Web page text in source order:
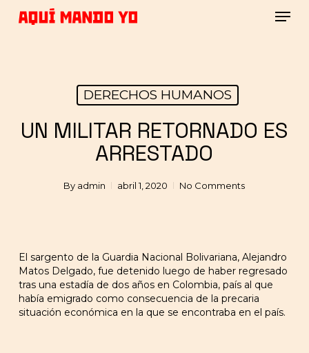
DERECHOS HUMANOS
UN MILITAR RETORNADO ES
ARRESTADO
By admin abril 1, 2020 No Comments
El sargento de la Guardia Nacional Bolivariana, Alejandro
Matos Delgado, fue detenido luego de haber regresado
tras una estadía de dos años en Colombia, país al que
había emigrado como consecuencia de la precaria
situación económica en la que se encontraba en el país.